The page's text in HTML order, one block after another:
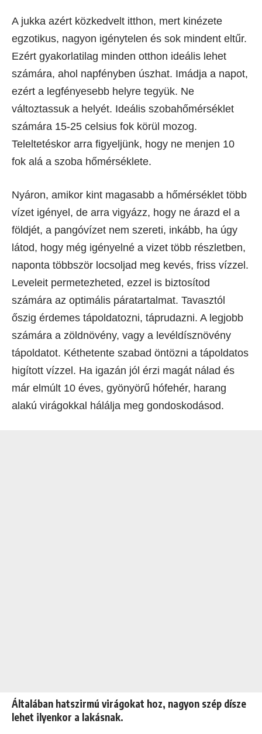
A jukka azért közkedvelt itthon, mert kinézete
egzotikus, nagyon igénytelen és sok mindent eltűr.
Ezért gyakorlatilag minden otthon ideális lehet
számára, ahol napfényben úszhat. Imádja a napot,
ezért a legfényesebb helyre tegyük. Ne
változtassuk a helyét. Ideális szobahőmérséklet
számára 15-25 celsius fok körül mozog.
Teleltetéskor arra figyeljünk, hogy ne menjen 10
fok alá a szoba hőmérséklete.
Nyáron, amikor kint magasabb a hőmérséklet több
vízet igényel, de arra vigyázz, hogy ne árazd el a
földjét, a pangóvízet nem szereti, inkább, ha úgy
látod, hogy még igényelné a vizet több részletben,
naponta többször locsoljad meg kevés, friss vízzel.
Leveleit permetezheted, ezzel is biztosítod
számára az optimális páratartalmat. Tavasztól
őszig érdemes tápoldatozni, táprudazni. A legjobb
számára a zöldnövény, vagy a levéldísznövény
tápoldatot. Kéthetente szabad öntözni a tápoldatos
higított vízzel. Ha igazán jól érzi magát nálad és
már elmúlt 10 éves, gyönyörű hófehér, harang
alakú virágokkal hálálja meg gondoskodásod.
Általában hatszirmú virágokat hoz, nagyon szép dísze
lehet ilyenkor a lakásnak.